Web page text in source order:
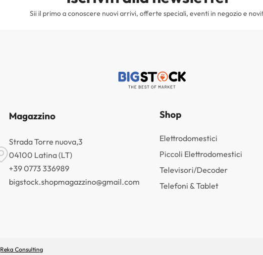
Sii il primo a conoscere nuovi arrivi, offerte speciali, eventi in negozio e
Magazzino
Strada Torre nuova,3
04100 Latina (LT)
+39 0773 336989
bigstock.shopmagazzino@gmail.com
Shop
Elettrodomestici
Piccoli Elettrodomestici
Televisori/Decoder
Telefoni & Tablet
Reka Consulting